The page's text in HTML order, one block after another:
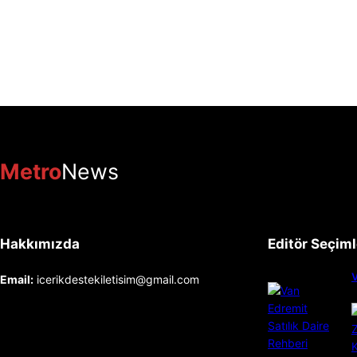
MetroNews
Hakkımızda
Email: icerikdestekiletisim@gmail.com
Editör